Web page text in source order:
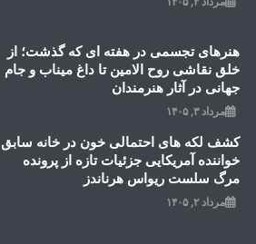
هنرهای تجسمی در هفته ای که گذشت؛ از
خلق نقاشی روح الامین تا داغ میناب و جام
جهانی در آثار هنرمندان
مرداد ۳, ۱۴۰۵
کشف لکه های احتمالی خون در خانه سابق
خواننده آمریکایی جزئیات تازه از پرونده
مرگ سلست ریواس هرناندز
مرداد ۲, ۱۴۰۵